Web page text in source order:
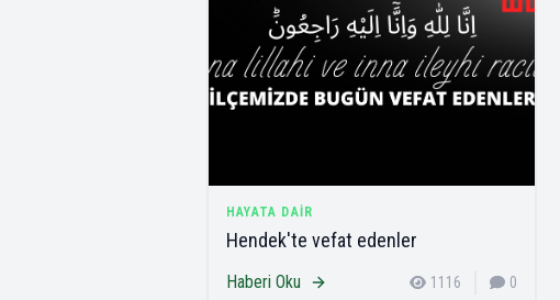
HAYATA DAIR
Hendek'te vefat edenler
Haberi Oku 1116 0